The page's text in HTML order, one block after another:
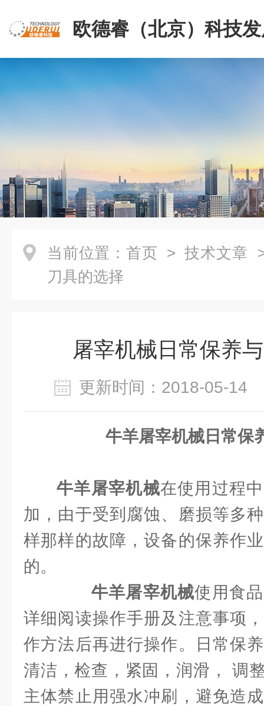
欧德睿（北京）科技
公司
当前位置： 首页 > 技术文章
刀具的选择
屠宰机械日常保养
更新时间：2018-05-
牛羊屠宰机械日常保
牛羊屠宰机械在使用过程
加，由于受到腐蚀、磨损等多
样那样的故障，设备的保养作
的。
牛羊屠宰机械使用食
详细阅读操作手册及注意事项
作方法后再进行操作。日常保
清洁，检查，紧固，润滑， 调
主体禁止用强水冲刷，避免造